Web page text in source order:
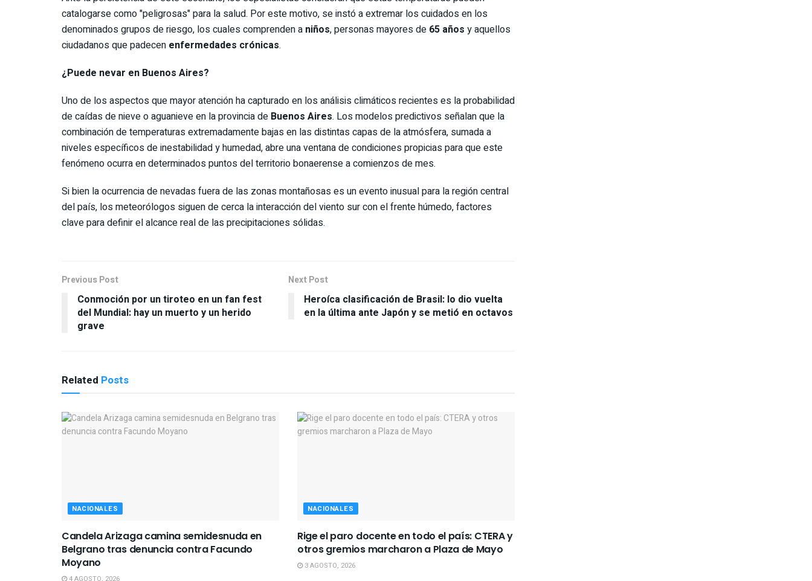
catalogarse como "peligrosas" para la salud. Por este motivo, se instó a extremar los cuidados en los
denominados grupos de riesgo, los cuales comprenden a niños, personas mayores de 65 años y aquellos
ciudadanos que padecen enfermedades crónicas.
¿Puede nevar en Buenos Aires?
Uno de los aspectos que mayor atención ha capturado en los análisis climáticos recientes es la probabilidad
de caídas de nieve o aguanieve en la provincia de Buenos Aires. Los modelos predictivos señalan que la
combinación de temperaturas extremadamente bajas en las distintas capas de la atmósfera, sumada a
niveles específicos de inestabilidad y humedad, abre una ventana de condiciones propicias para que este
fenómeno ocurra en determinados puntos del territorio bonaerense a comienzos de mes.
Si bien la ocurrencia de nevadas fuera de las zonas montañosas es un evento inusual para la región central
del país, los meteorólogos siguen de cerca la interacción del viento sur con el frente húmedo, factores
clave para definir el alcance real de las precipitaciones sólidas.
Previous Post
Conmoción por un tiroteo en un fan fest
del Mundial: hay un muerto y un herido
grave
Next Post
Heroíca clasificación de Brasil: lo dio vuelta
en la última ante Japón y se metió en octavos
Related Posts
NACIONALES
Candela Arizaga camina semidesnuda en
Belgrano tras denuncia contra Facundo
Moyano
4 AGOSTO, 2026
NACIONALES
Rige el paro docente en todo el país: CTERA y
otros gremios marcharon a Plaza de Mayo
3 AGOSTO, 2026